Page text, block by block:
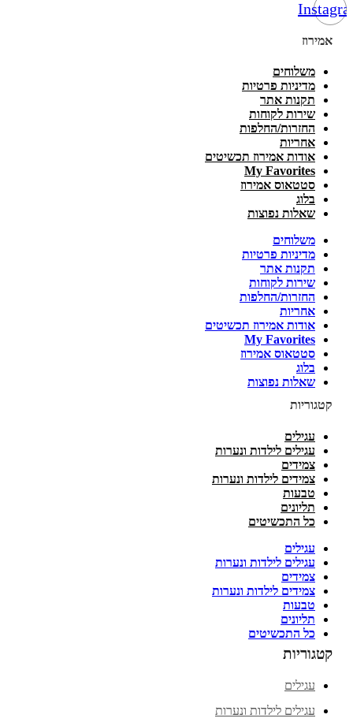
אמירוז
משלוחים
מדיניות פרטיות
תקנות אתר
שירות לקוחות
החזרות/החלפות
אחריות
אודות אמירוז תכשיטים
My Favorites
סטטאוס אמירוז
בלוג
שאלות נפוצות
משלוחים
מדיניות פרטיות
תקנות אתר
שירות לקוחות
החזרות/החלפות
אחריות
אודות אמירוז תכשיטים
My Favorites
סטטאוס אמירוז
בלוג
שאלות נפוצות
קטגוריות
עגילים
עגילים לילדות ונערות
צמידים
צמידים לילדות ונערות
טבעות
תליונים
כל התכשיטים
עגילים
עגילים לילדות ונערות
צמידים
צמידים לילדות ונערות
טבעות
תליונים
כל התכשיטים
קטגוריות
עגילים
עגילים לילדות ונערות